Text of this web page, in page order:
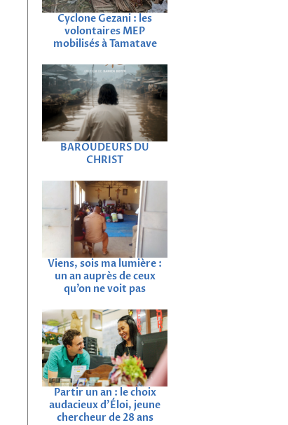
Cyclone Gezani : les
volontaires MEP
mobilisés à Tamatave
BAROUDEURS DU
CHRIST
Viens, sois ma lumière :
un an auprès de ceux
qu’on ne voit pas
Partir un an : le choix
audacieux d’Éloi, jeune
chercheur de 28 ans